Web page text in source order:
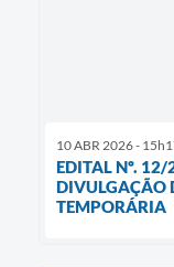
10 ABR 2026 -
EDITAL Nº.
DIVULGAÇÃO
TEMPORÁRIA